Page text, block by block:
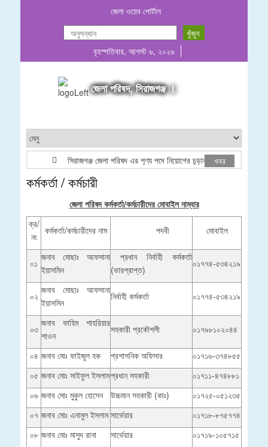
জেলা ওয়েব পোর্টাল
বৃহস্পতিবার, আগস্ট ৬, ২০২৬
জেলা পরিষদ, সিরাজগঞ্জ ।
সিরাজগঞ্জ জেলা পরিষদ এর শূণ্য পদে নিয়োগের চূড়ান্ত ফলাফল
খবর
কর্মকর্তা / কর্মচারী
জেলা পরিষদ কর্মকর্তা/কর্মচারীদের মোবাইল নাম্বার
ক্র/
নং
কর্মকর্তা/কর্মচারীদের নাম পদবী মোবাইল
০১
জনাব মোছাঃ আফসানা
ইয়াসমিন
প্রধান নির্বাহী কর্মকর্তা
(ভারপ্রাপ্ত)
০১৭৭৪-৫৩৪২১৯
০২
জনাব মোছাঃ আফসানা
ইয়াসমিন
নির্বাহী কর্মকর্তা ০১৭৭৪-৫৩৪২১৯
০৩
জনাব ফাহিম শাহরিয়ার
শাওন
সহকারী প্রকৌশলী ০১৭৯৮১০২০৪৪
০৪ জনাব মোঃ ফাইজুল হক প্রশাসনিক অফিসার
০১৭১৬-৩৭৪৮৫৫
০৫ জনাব মোঃ সাইফুল ইসলামপ্রধান সহকারী
০১৭১১-৪৭৪৮৮১
০৬ জনাব মোঃ মুকুল হোসেন উচ্চমান সহকারী (কাঃ)
০১৭২৫-০৫১২৩৫
০৭ জনাব মোঃ এনামুল ইসলাম সার্ভেয়ার
০১৭১৮-৮৭৫৭৭৪
০৮ জনাব মোঃ মাসুদ রানা সার্ভেয়ার
০১৭১৯-১০৫৭১৫